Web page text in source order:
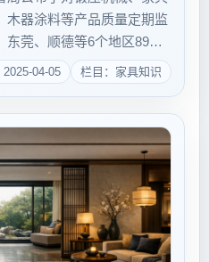
木器涂料等产品质量定期监
莞、顺德等6个地区89家
105批次，检验不合格7批
。其中，东莞市茶山富顺
2025-04-05 栏目：家具知识